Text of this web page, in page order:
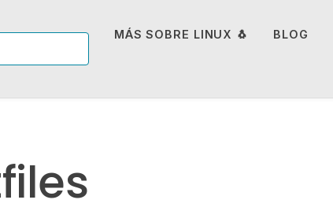
MÁS SOBRE LINUX 🐧 BLOG